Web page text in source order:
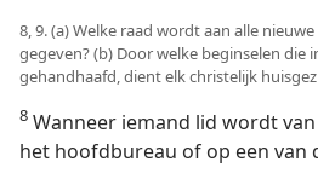
8, 9. (a) Welke raad wordt aan alle
gegeven? (b) Door welke beginselen die
gehandhaafd, dient elk christelijk
8 Wanneer iemand lid wordt
het hoofdbureau of op een van